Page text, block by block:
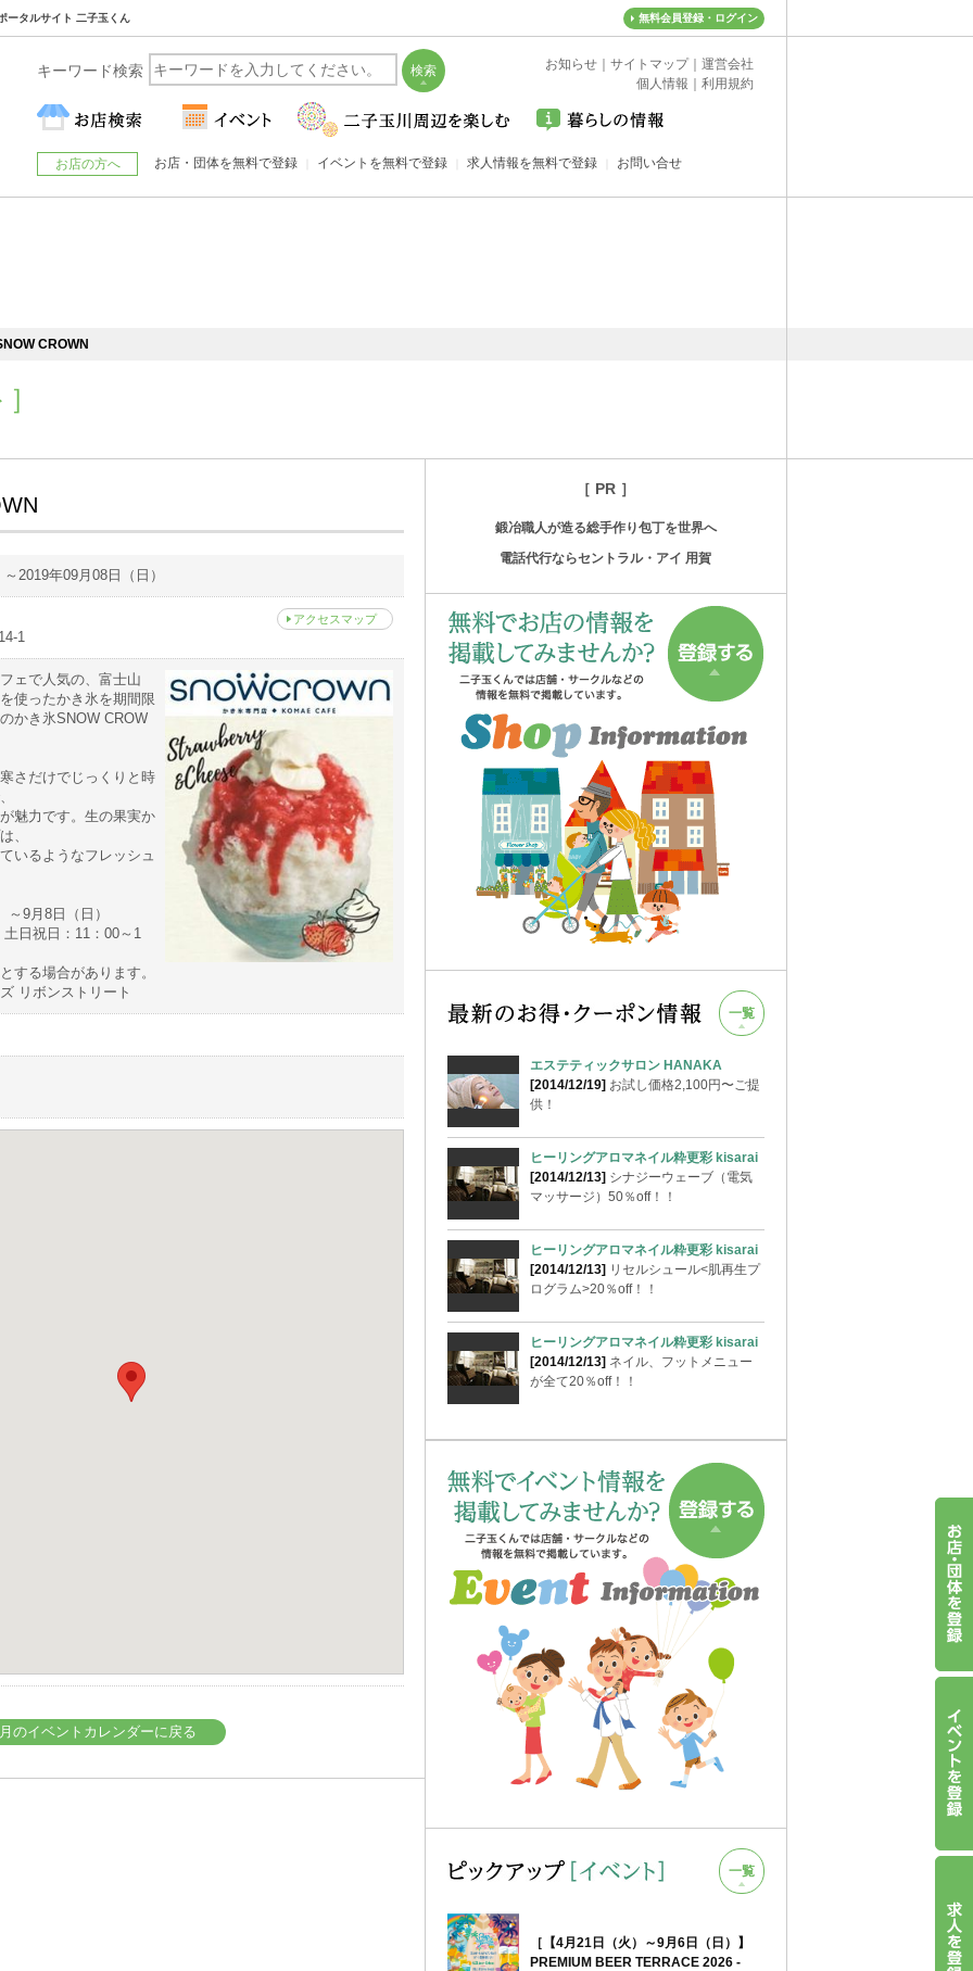
ータルサイト 二子玉くん 無料会員登録・ログイン
CROWN
2019年09月08日（日）
アクセスマップ
1
ェで人気の、富士山
使ったかき氷を期間限
かき氷SNOW CROW
さだけでじっくりと時
魅力です。生の果実か
、
いるようなフレッシュ
9月8日（日）
日祝日：11：00～1
する場合があります。
リボンストリート
のイベントカレンダーに戻る
［ PR ］
鍛冶職人が造る総手作り包丁を世界へ
電話代行ならセントラル・アイ 用賀
一覧
エステティックサロン HANAKA
[2014/12/19] お試し価格2,100円〜ご提
供！
ヒーリングアロマネイル粋更彩 kisarai
[2014/12/13] シナジーウェーブ（電気
マッサージ）50％off！！
ヒーリングアロマネイル粋更彩 kisarai
[2014/12/13] リセルシュール<肌再生プ
ログラム>20％off！！
ヒーリングアロマネイル粋更彩 kisarai
[2014/12/13] ネイル、フットメニュー
が全て20％off！！
一覧
［【4月21日（火）～9月6日（日）】
PREMIUM BEER TERRACE 2026 -
キーワード検索 お知らせ サイトマップ｜ 運営会社
個人情報
利用規約
お店の方へ お店・団体を無料で登録 イベントを無料で登録 求人情報を無料で登録 お問い合せ